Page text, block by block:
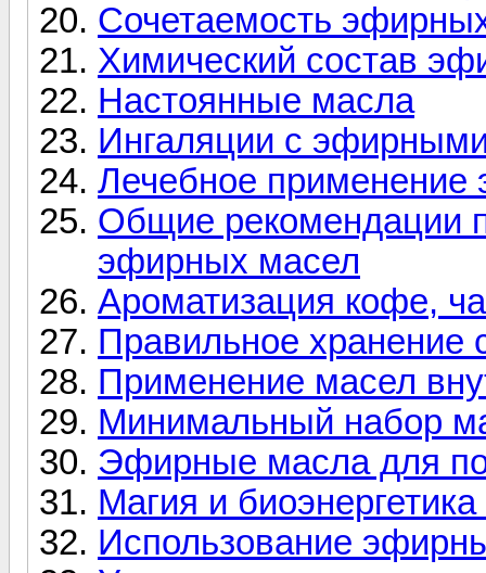
Сочетаемость
Химический состав
Настоянные масла
Ингаляции с
Лечебное
Общие рекомендации
эфирных масел
Ароматизация кофе,
Правильное хранение
Применение масел
Минимальный набор
Эфирные масла для
Магия и
Использование